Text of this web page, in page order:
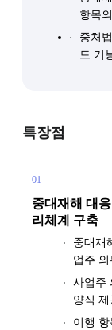
항목
중처
드 기
특장점
01
중대재해 대
리체계 구축
중대재
업주
사업주
양식 제
이행